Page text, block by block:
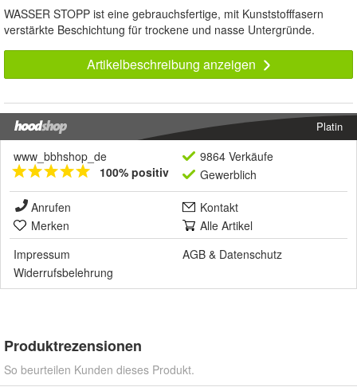
WASSER STOPP ist eine gebrauchsfertige, mit Kunststofffasern
verstärkte Beschichtung für trockene und nasse Untergründe.
Artikelbeschreibung anzeigen
Platin
www_bbhshop_de
100% positiv
9864 Verkäufe
Gewerblich
Anrufen
Kontakt
Merken
Alle Artikel
Impressum
AGB & Datenschutz
Widerrufsbelehrung
Produktrezensionen
So beurteilen Kunden dieses Produkt.